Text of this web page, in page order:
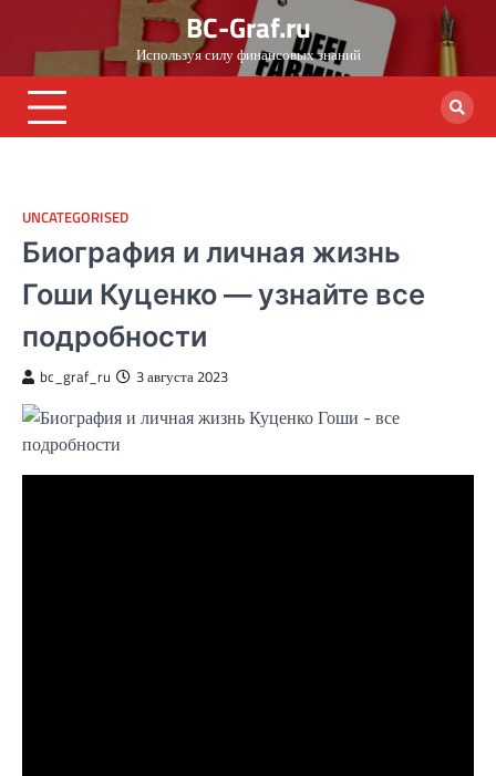
content
BC-Graf.ru
Используя силу финансовых знаний
UNCATEGORISED
Биография и личная жизнь
Гоши Куценко — узнайте все
подробности
bc_graf_ru 3 августа 2023